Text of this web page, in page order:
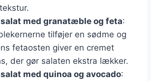
med granatæble og feta:
tilføjer en sødme og
fetaosten giver en cremet
der gør salaten ekstra lækker.
med quinoa og avocado: